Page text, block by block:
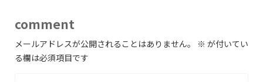
comment
メールアドレスが公開されることはありません。 ※ が付いてい
る欄は必須項目です